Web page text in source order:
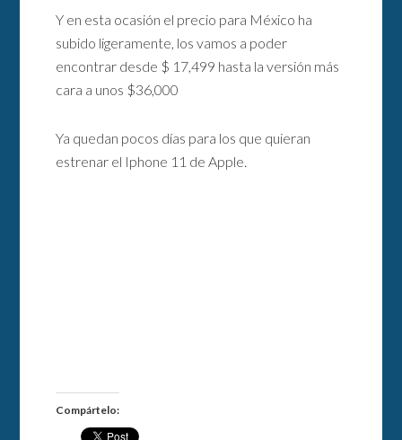
Y en esta ocasión el precio para México ha
subido ligeramente, los vamos a poder
encontrar desde $ 17,499 hasta la versión más
cara a unos $36,000
Ya quedan pocos días para los que quieran
estrenar el Iphone 11 de Apple.
Compártelo: